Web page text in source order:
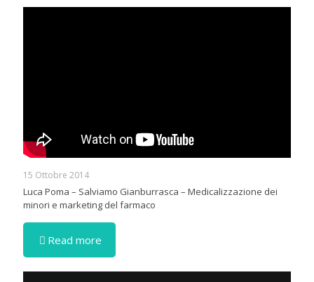
15 Ottobre 2014
Luca Poma – Salviamo Gianburrasca – Medicalizzazione dei
minori e marketing del farmaco
Read more